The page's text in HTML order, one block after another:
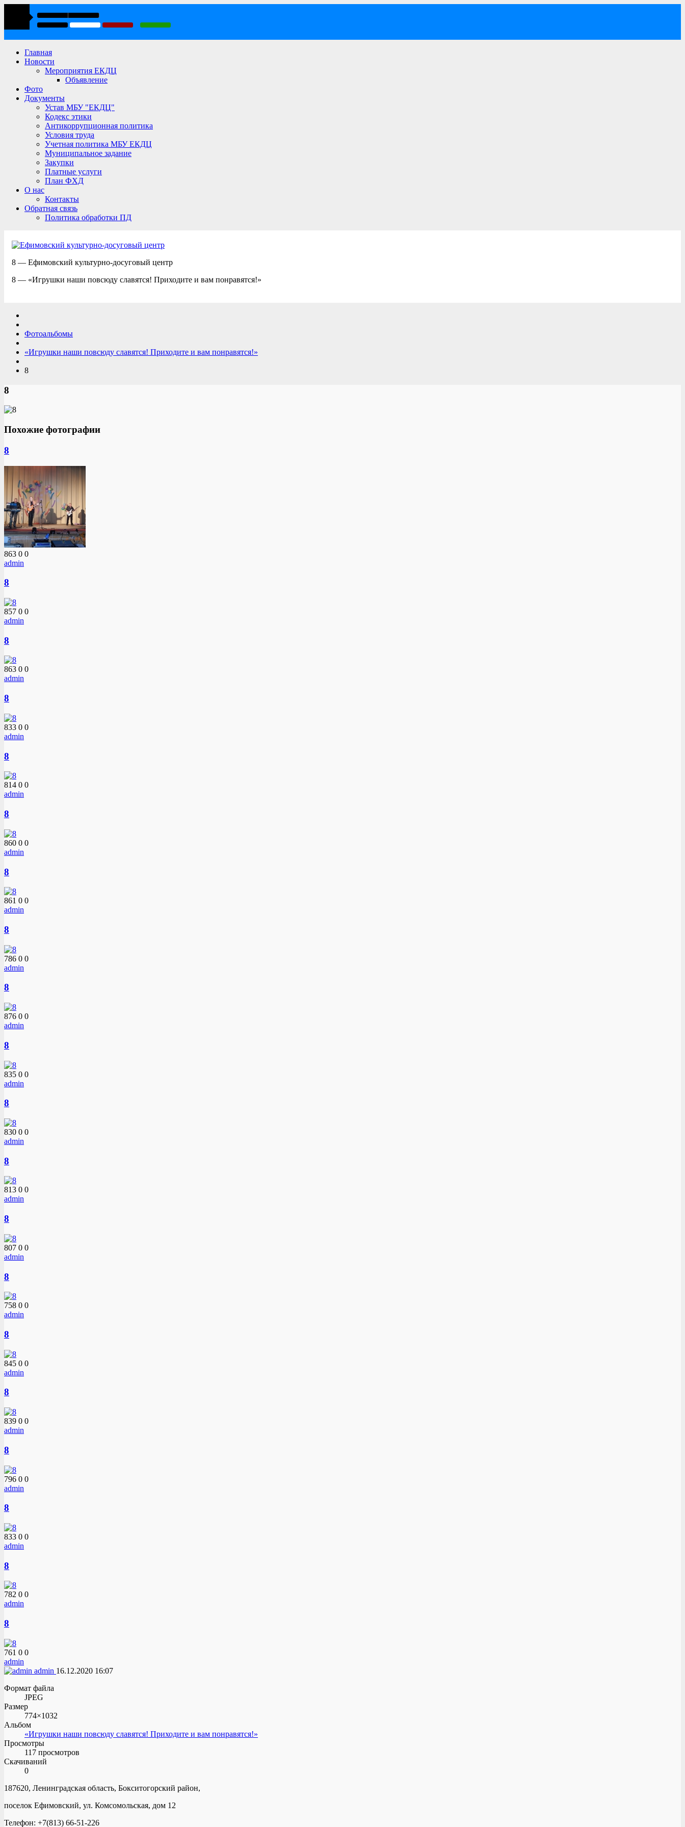
Главная
Новости
Мероприятия ЕКДЦ
Объявление
Фото
Документы
Устав МБУ "ЕКДЦ"
Кодекс этики
Антикоррупционная политика
Условия труда
Учетная политика МБУ ЕКДЦ
Муниципальное задание
Закупки
Платные услуги
План ФХД
О нас
Контакты
Обратная связь
Политика обработки ПД
8 — Ефимовский культурно-досуговый центр
8 — «Игрушки наши повсюду славятся! Приходите и вам понравятся!»
Фотоальбомы
«Игрушки наши повсюду славятся! Приходите и вам понравятся!»
8
8
Похожие фотографии
8
863 0 0
admin
8
857 0 0
admin
8
863 0 0
admin
8
833 0 0
admin
8
814 0 0
admin
8
860 0 0
admin
8
861 0 0
admin
8
786 0 0
admin
8
876 0 0
admin
8
835 0 0
admin
8
830 0 0
admin
8
813 0 0
admin
8
807 0 0
admin
8
758 0 0
admin
8
845 0 0
admin
8
839 0 0
admin
8
796 0 0
admin
8
833 0 0
admin
8
782 0 0
admin
8
761 0 0
admin
admin 16.12.2020 16:07
Формат файла
JPEG
Размер
774×1032
Альбом
«Игрушки наши повсюду славятся! Приходите и вам понравятся!»
Просмотры
117 просмотров
Скачиваний
0
187620, Ленинградская область, Бокситогорский район,
поселок Ефимовский, ул. Комсомольская, дом 12
Телефон: +7(813) 66-51-226